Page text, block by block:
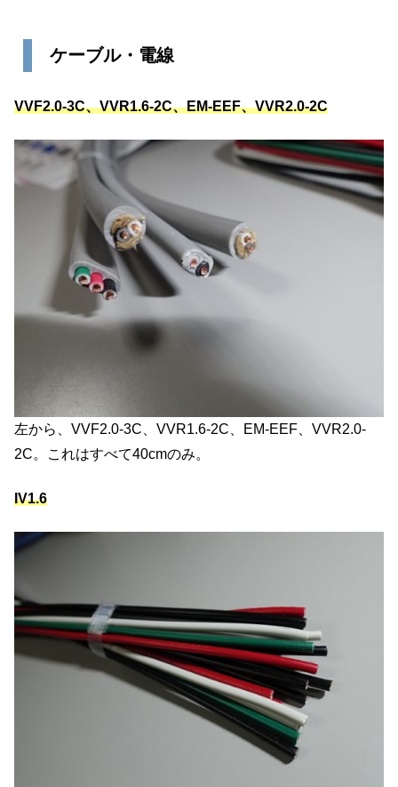
ケーブル・電線
VVF2.0-3C、VVR1.6-2C、EM-EEF、VVR2.0-2C
左から、VVF2.0-3C、VVR1.6-2C、EM-EEF、VVR2.0-
2C。これはすべて40cmのみ。
IV1.6